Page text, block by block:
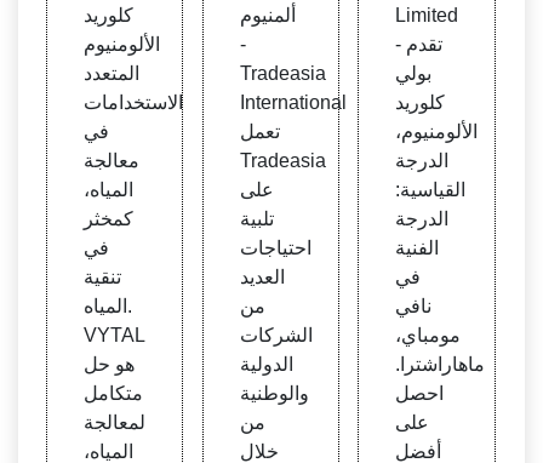
ساسي
ة | مو
ردو ال
مواد ا
لكيميا
ئية
كلوريد
الألومنيوم
المتعدد
الاستخدامات
في
معالجة
المياه،
كمخثر
في
تنقية
المياه.
VYTAL
هو حل
متكامل
لمعالجة
المياه،
deasi
a
ألمنيوم
-
Tradeasia
International
تعمل
Tradeasia
على
تلبية
احتياجات
العديد
من
الشركات
الدولية
والوطنية
من
خلال
ة الفن
ية، | ا
لرقم
التعر
يفي:
1928
9229
530 -
Jord
anM
ART
- دليل
المص
درين
Limited
- تقدم
بولي
كلوريد
الألومنيوم،
الدرجة
القياسية:
الدرجة
الفنية
في
نافي
مومباي،
ماهاراشترا.
احصل
على
أفضل